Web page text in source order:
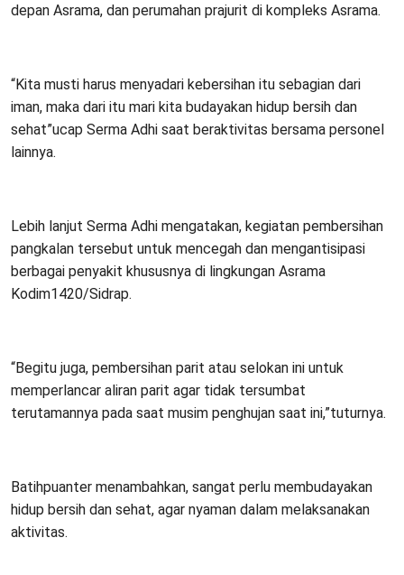
depan Asrama, dan perumahan prajurit di kompleks Asrama.
“Kita musti harus menyadari kebersihan itu sebagian dari
iman, maka dari itu mari kita budayakan hidup bersih dan
sehat”ucap Serma Adhi saat beraktivitas bersama personel
lainnya.
Lebih lanjut Serma Adhi mengatakan, kegiatan pembersihan
pangkalan tersebut untuk mencegah dan mengantisipasi
berbagai penyakit khususnya di lingkungan Asrama
Kodim1420/Sidrap.
“Begitu juga, pembersihan parit atau selokan ini untuk
memperlancar aliran parit agar tidak tersumbat
terutamannya pada saat musim penghujan saat ini,”tuturnya.
Batihpuanter menambahkan, sangat perlu membudayakan
hidup bersih dan sehat, agar nyaman dalam melaksanakan
aktivitas.